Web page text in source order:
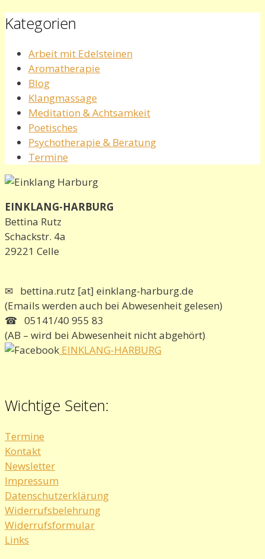
Kategorien
Arbeit mit Edelsteinen
Aromatherapie
Blog
Klangmassage
Meditation & Achtsamkeit
Poetisches
Psychotherapie & Beratung
Termine
EINKLANG-HARBURG
Bettina Rutz
Schackstr. 4a
29221 Celle
✉ bettina.rutz [at] einklang-harburg.de
(Emails werden auch bei Abwesenheit gelesen)
☎ 05141/40 955 83
(AB – wird bei Abwesenheit nicht abgehört)
EINKLANG-HARBURG
Wichtige Seiten:
Termine
Kontakt
Newsletter
Impressum
Datenschutzerklärung
Widerrufsbelehrung
Widerrufsformular
Links